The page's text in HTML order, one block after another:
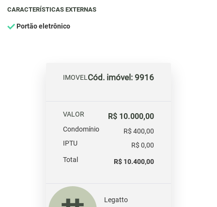
CARACTERÍSTICAS EXTERNAS
Portão eletrônico
IMOVELCód. imóvel: 9916
VALOR R$ 10.000,00
Condomínio
R$ 400,00
IPTU
R$ 0,00
Total
R$ 10.400,00
Legatto